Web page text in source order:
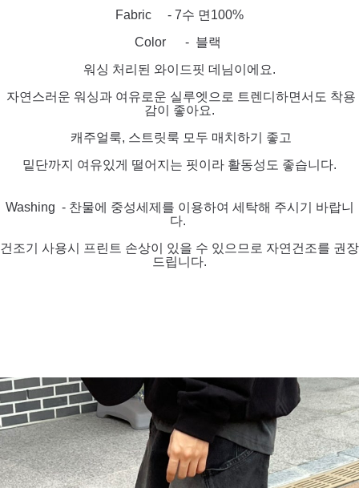
Fabric - 7수 면100%
Color - 블랙
워싱 처리된 와이드핏 데님이에요.
자연스러운 워싱과 여유로운 실루엣으로 트렌디하면서도 착용
감이 좋아요.
캐주얼룩, 스트릿룩 모두 매치하기 좋고
밑단까지 여유있게 떨어지는 핏이라 활동성도 좋습니다.
Washing - 찬물에 중성세제를 이용하여 세탁해 주시기 바랍니
다.
건조기 사용시 프린트 손상이 있을 수 있으므로 자연건조를 권장
드립니다.